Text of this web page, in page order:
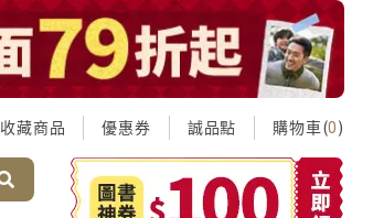
收藏商品 優惠券 誠品點 購物車(0)